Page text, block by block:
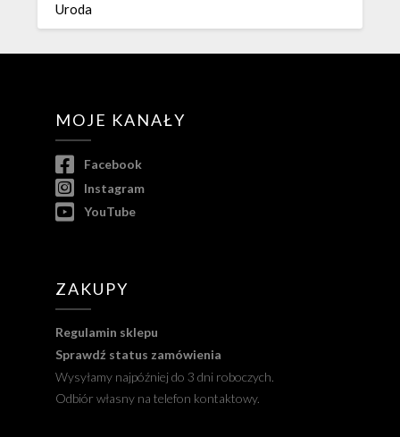
Uroda
MOJE KANAŁY
Facebook
Instagram
YouTube
ZAKUPY
Regulamin sklepu
Sprawdź status zamówienia
Wysyłamy najpóźniej do 3 dni roboczych.
Odbiór własny na telefon kontaktowy.